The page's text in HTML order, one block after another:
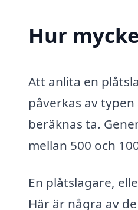
Hur
Att anlita en
påverkas av
beräknas ta.
mellan 500 och
En plåtslagare,
Här är några av